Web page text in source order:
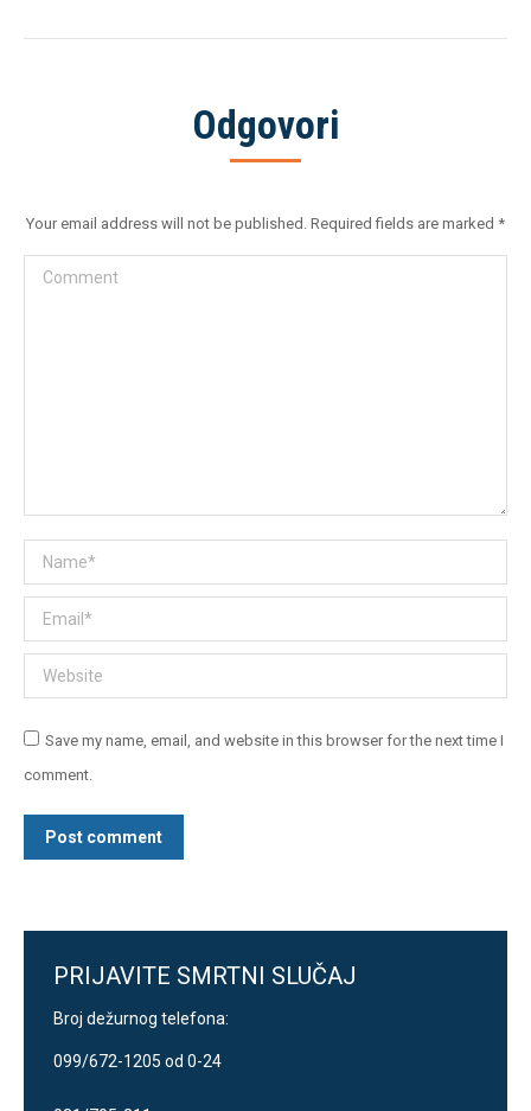
Odgovori
Your email address will not be published. Required fields are marked *
Comment
Name *
Email *
Website
Save my name, email, and website in this browser for the next time I
comment.
Post comment
PRIJAVITE SMRTNI SLUČAJ
Broj dežurnog telefona:
099/672-1205 od 0-24